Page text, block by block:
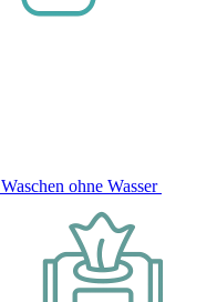
Waschen ohne Wasser